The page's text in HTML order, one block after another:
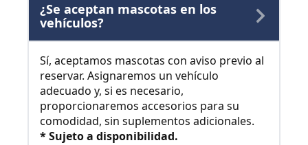
¿Se aceptan mascotas en los
vehículos?
Sí, aceptamos mascotas con aviso previo al
reservar. Asignaremos un vehículo
adecuado y, si es necesario,
proporcionaremos accesorios para su
comodidad, sin suplementos adicionales.
* Sujeto a disponibilidad.